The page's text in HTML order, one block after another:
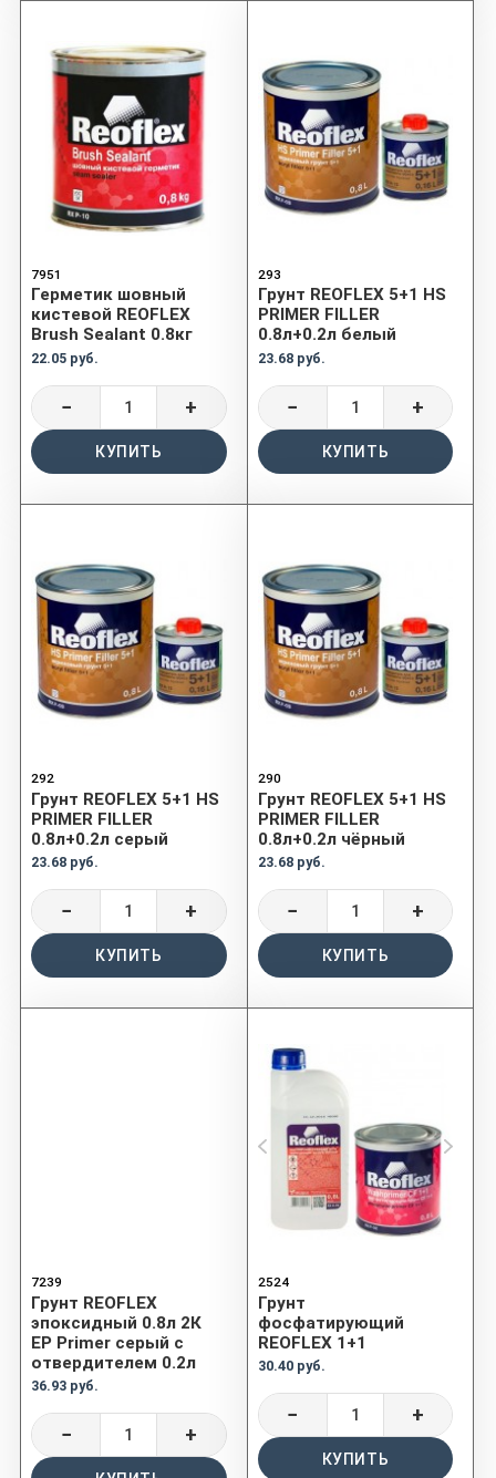
7951
Герметик шовный
кистевой REOFLEX
Brush Sealant 0.8кг
22.05 руб.
− +
КУПИТЬ
293
Грунт REOFLEX 5+1 HS
PRIMER FILLER
0.8л+0.2л белый
23.68 руб.
− +
КУПИТЬ
292
Грунт REOFLEX 5+1 HS
PRIMER FILLER
0.8л+0.2л серый
23.68 руб.
− +
КУПИТЬ
290
Грунт REOFLEX 5+1 HS
PRIMER FILLER
0.8л+0.2л чёрный
23.68 руб.
− +
КУПИТЬ
7239
Грунт REOFLEX
эпоксидный 0.8л 2К
EP Primer серый с
отвердителем 0.2л
36.93 руб.
− +
2524
Грунт
фосфатирующий
REOFLEX 1+1
30.40 руб.
− +
КУПИТЬ